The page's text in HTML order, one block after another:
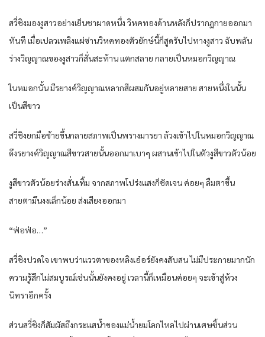
สวี่ชิงมองงูสาวอย่างเย็นชาผาดหนึ่ง วิหคทองด้านหลังก็ปรากฏกายออกมา
ทันที เมื่อเปลวเพลิงแผ่ซ่านวิหคทองตัวยักษ์นี้ก็สูดรับไปทางงูสาว ฉับพลัน
ร่างวิญญาณของงูสาวก็สั่นสะท้าน แตกสลาย กลายเป็นหมอกวิญญาณ
ในหมอกนั้น มีรยางค์วิญญาณหลากสีผสมกันอยู่หลายสาย สายหนึ่งในนั้น
เป็นสีขาว
สวี่ชิงยกมือซ้ายขึ้นกลายสภาพเป็นพรางมารยา ล้วงเข้าไปในหมอกวิญญาณ
ดึงรยางค์วิญญาณสีขาวสายนั้นออกมาเบาๆ ผสานเข้าไปในตัวงูสีขาวตัวน้อย
งูสีขาวตัวน้อยร่างสั่นเทิ้ม จากสภาพโปร่งแสงก็ชัดเจน ค่อยๆ ลืมตาขึ้น
สายตามึนงงเล็กน้อย ส่งเสียงออกมา
“ฟ่อฟ่อ…”
สวี่ชิงปวดใจ เขาพบว่าแววตาของหลิงเอ๋อร์ยังคงสับสน ไม่มีประกายมากนัก
ความรู้สึกไม่สมบูรณ์เช่นนั้นยังคงอยู่ เวลานี้ก็เหมือนค่อยๆ จะเข้าสู่ห้วง
นิทราอีกครั้ง
ส่วนสวี่ชิงก็สัมผัสถึงกระแสน้ำของแม่น้ำยมโลกไหลไปผ่านเศษชิ้นส่วน